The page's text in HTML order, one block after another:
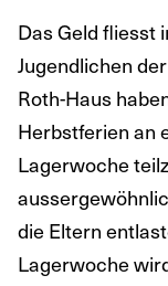
Das Geld fliesst
Jugendlichen
Roth-Haus
Herbstferien an
Lagerwoche
die Eltern
Lagerwoche